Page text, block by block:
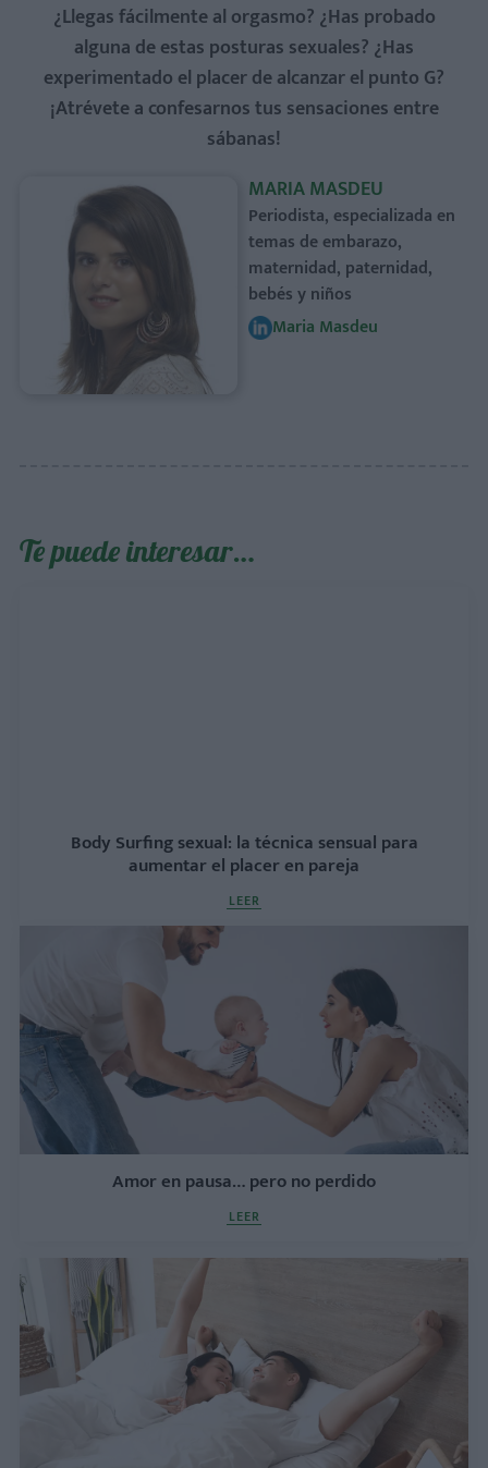
¿Llegas fácilmente al orgasmo? ¿Has probado
alguna de estas posturas sexuales? ¿Has
experimentado el placer de alcanzar el punto G?
¡Atrévete a confesarnos tus sensaciones entre
sábanas!
MARIA MASDEU
Periodista, especializada en
temas de embarazo,
maternidad, paternidad,
bebés y niños
Maria Masdeu
Te puede interesar…
Body Surfing sexual: la técnica sensual para
aumentar el placer en pareja
LEER
Amor en pausa… pero no perdido
LEER